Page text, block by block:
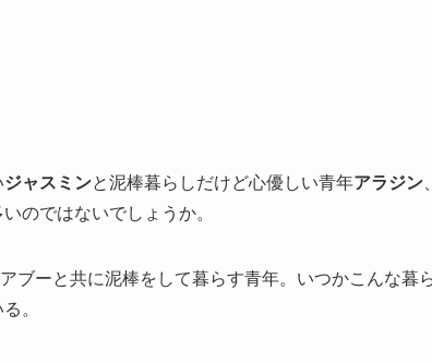
ジャスミンと泥棒暮らしだけど心優しい青年アラジン
のではないでしょうか。
ブーと共に泥棒をして暮らす青年。いつかこんな暮
。